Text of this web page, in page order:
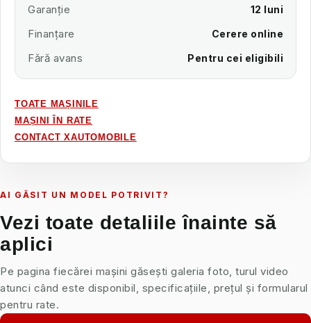
Garanție 12 luni
Finanțare Cerere online
Fără avans Pentru cei eligibili
TOATE MAȘINILE
MAȘINI ÎN RATE
CONTACT XAUTOMOBILE
AI GĂSIT UN MODEL POTRIVIT?
Vezi toate detaliile înainte să
aplici
Pe pagina fiecărei mașini găsești galeria foto, turul video
atunci când este disponibil, specificațiile, prețul și formularul
pentru rate.